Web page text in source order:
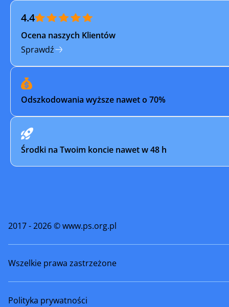
4.4
Ocena naszych Klientów
Sprawdź
Odszkodowania wyższe nawet o 70%
Środki na Twoim koncie nawet w 48 h
2017 - 2026 © www.ps.org.pl
Wszelkie prawa zastrzeżone
Polityka prywatności